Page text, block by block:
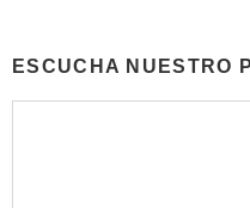
ESCUCHA NUESTRO